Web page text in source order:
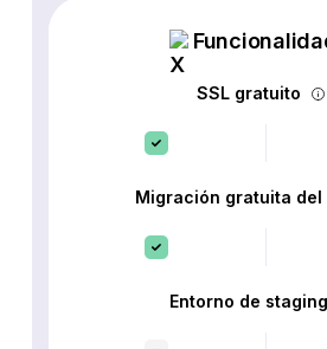
SSL gratuito
Migración gratuita del
Entorno de staging